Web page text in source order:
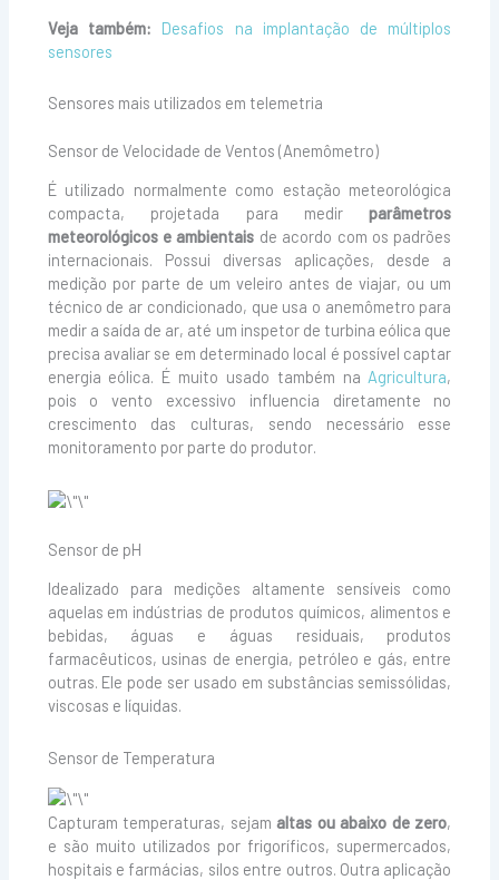
Veja também:
Desafios na implantação de múltiplos
sensores
Sensores mais utilizados em telemetria
Sensor de Velocidade de Ventos (Anemômetro)
É utilizado normalmente como estação meteorológica
compacta, projetada para medirparâmetros
meteorológicos e ambientais de acordo com os padrões
internacionais. Possui diversas aplicações, desde a
medição por parte de um veleiro antes de viajar, ou um
técnico de ar condicionado, que usa o anemômetro para
medir a saída de ar, até um inspetor de turbina eólica que
precisa avaliar se em determinado local é possível captar
energia eólica. É muito usado também na Agricultura,
pois o vento excessivo influencia diretamente no
crescimento das culturas, sendo necessário esse
monitoramento por parte do produtor.
Sensor de pH
Idealizado para medições altamente sensíveis como
aquelas em indústrias de produtos químicos, alimentos e
bebidas, águas e águas residuais, produtos
farmacêuticos, usinas de energia, petróleo e gás, entre
outras. Ele pode ser usado em substâncias semissólidas,
viscosas e líquidas.
Sensor de Temperatura
Capturam temperaturas, sejam altas ou abaixo de zero,
e são muito utilizados por frigoríficos, supermercados,
hospitais e farmácias, silos entre outros. Outra aplicação